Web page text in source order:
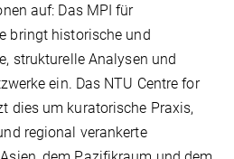
auf: Das MPI für
bringt historische und
strukturelle Analysen und
ein. Das NTU Centre for
dies um kuratorische Praxis,
regional verankerte